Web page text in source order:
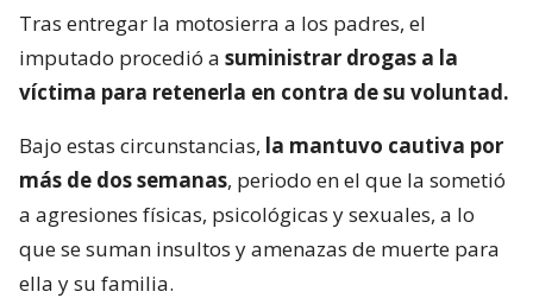
Tras entregar la motosierra a los padres, el
imputado procedió a suministrar drogas a la
víctima para retenerla en contra de su voluntad.
Bajo estas circunstancias, la mantuvo cautiva por
más de dos semanas, periodo en el que la sometió
a agresiones físicas, psicológicas y sexuales, a lo
que se suman insultos y amenazas de muerte para
ella y su familia.